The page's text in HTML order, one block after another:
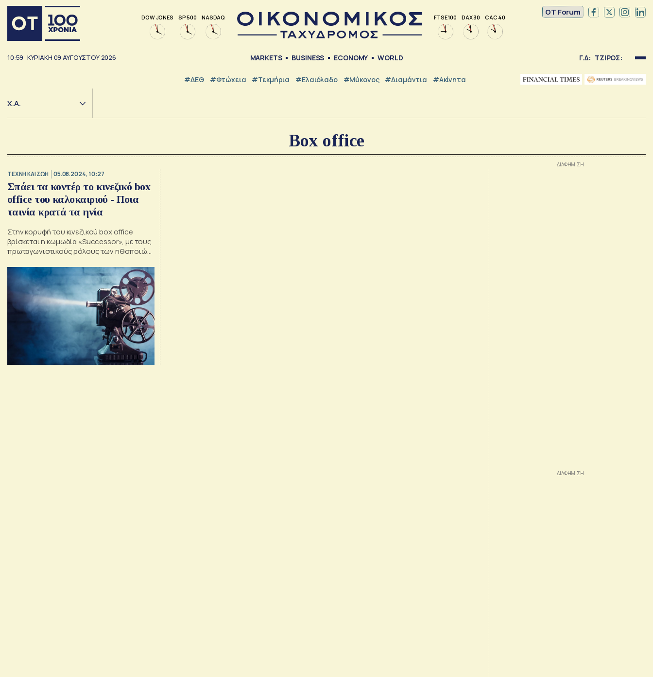
DOW JONES SP 500 NASDAQ FTSE 100 DAX 30 CAC 40
OT Forum
10:59 ΚΥΡΙΑΚΗ 09 ΑΥΓΟΥΣΤΟΥ 2026 MARKETS BUSINESS ECONOMY WORLD Γ.Δ: ΤΖΙΡΟΣ:
#ΔΕΘ #Φτώχεια #Τεκμήρια #Ελαιόλαδο #Μύκονος #Διαμάντια #Ακίνητα
Χ.Α.
Βox office
TΕΧΝΗ ΚΑΙ ΖΩΗ 05.08.2024, 10:27
Σπάει τα κοντέρ το κινεζικό box
office του καλοκαιριού - Ποια
ταινία κρατά τα ηνία
Στην κορυφή του κινεζικού box office
βρίσκεται η κωμωδία «Successor», με τους
πρωταγωνιστικούς ρόλους των ηθοποιών